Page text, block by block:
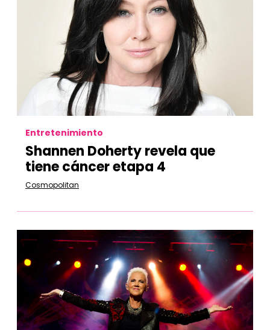
Entretenimiento
Shannen Doherty revela que
tiene cáncer etapa 4
Cosmopolitan